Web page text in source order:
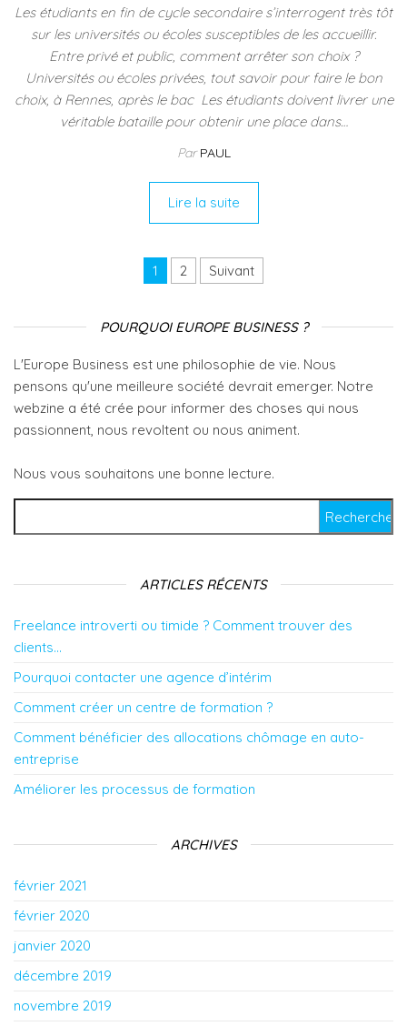
Les étudiants en fin de cycle secondaire s’interrogent très tôt
sur les universités ou écoles susceptibles de les accueillir.
Entre privé et public, comment arrêter son choix ?
Universités ou écoles privées, tout savoir pour faire le bon
choix, à Rennes, après le bac Les étudiants doivent livrer une
véritable bataille pour obtenir une place dans…
ParPAUL
Lire la suite
Navigation des articles
1 2 Suivant
POURQUOI EUROPE BUSINESS ?
L'Europe Business est une philosophie de vie. Nous
pensons qu'une meilleure société devrait emerger. Notre
webzine a été crée pour informer des choses qui nous
passionnent, nous revoltent ou nous animent.
Nous vous souhaitons une bonne lecture.
ARTICLES RÉCENTS
Freelance introverti ou timide ? Comment trouver des
clients…
Pourquoi contacter une agence d’intérim
Comment créer un centre de formation ?
Comment bénéficier des allocations chômage en auto-
entreprise
Améliorer les processus de formation
ARCHIVES
février 2021
février 2020
janvier 2020
décembre 2019
novembre 2019